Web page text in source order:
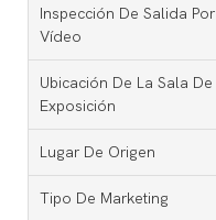
Inspección De Salida Por
Vídeo
Ubicación De La Sala De
Exposición
Lugar De Origen
Tipo De Marketing